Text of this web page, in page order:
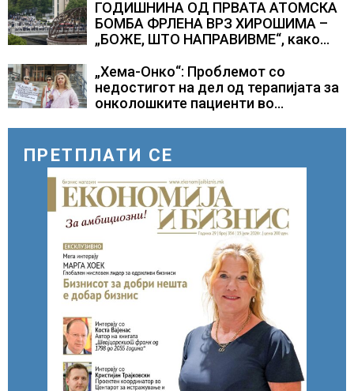
ГОДИШНИНА ОД ПРВАТА АТОМСКА
БОМБА ФРЛЕНА ВРЗ ХИРОШИМА –
„БОЖЕ, ШТО НАПРАВИВМЕ“, како
Геј“ и учесниците во
бомбардирањето го доживуваа овој
настан што го промени текот на
„Хема-Онко“: Проблемот со
недостигот на дел од терапијата за
онколошките пациенти во
ПРЕТПЛАТИ СЕ